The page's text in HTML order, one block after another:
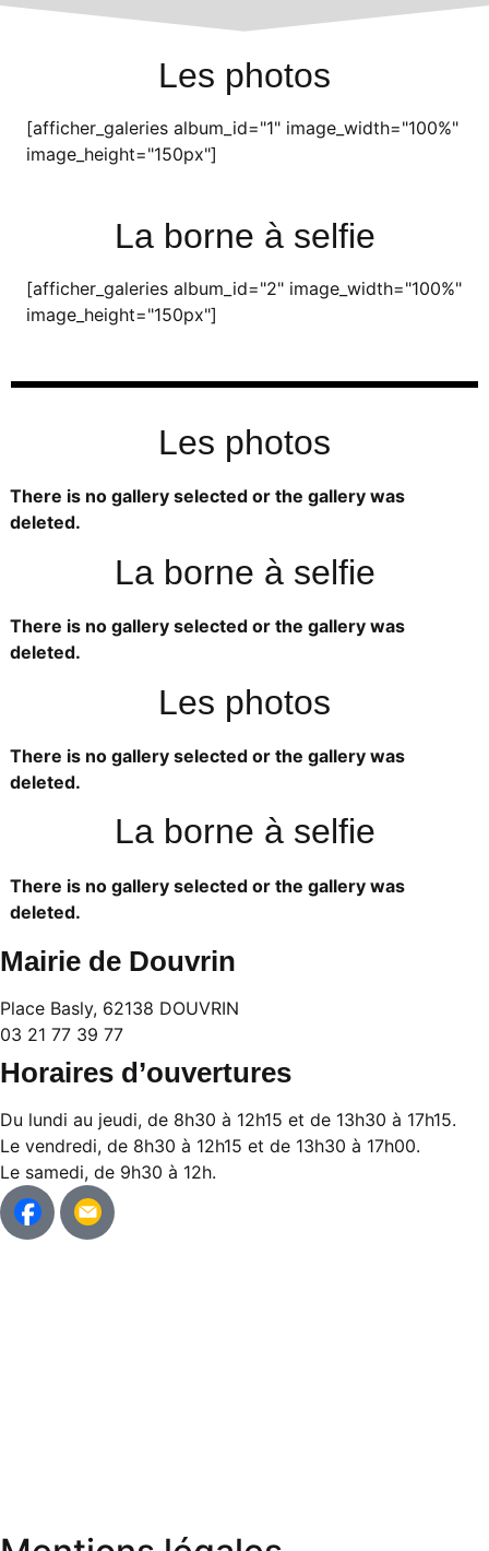
Les photos
[afficher_galeries album_id="1" image_width="100%"
image_height="150px"]
La borne à selfie
[afficher_galeries album_id="2" image_width="100%"
image_height="150px"]
Les photos
There is no gallery selected or the gallery was
deleted.
La borne à selfie
There is no gallery selected or the gallery was
deleted.
Les photos
There is no gallery selected or the gallery was
deleted.
La borne à selfie
There is no gallery selected or the gallery was
deleted.
Mairie de Douvrin
Place Basly, 62138 DOUVRIN
03 21 77 39 77
Horaires d’ouvertures
Du lundi au jeudi, de 8h30 à 12h15 et de 13h30 à 17h15.
Le vendredi, de 8h30 à 12h15 et de 13h30 à 17h00.
Le samedi, de 9h30 à 12h.